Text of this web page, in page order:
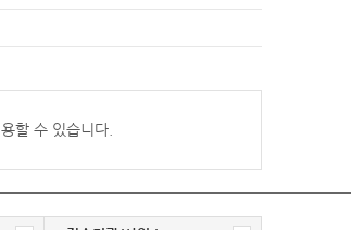
할 수 있습니다.